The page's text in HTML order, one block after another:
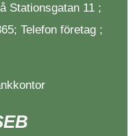
Stationsgatan 11 ;
Telefon företag ;